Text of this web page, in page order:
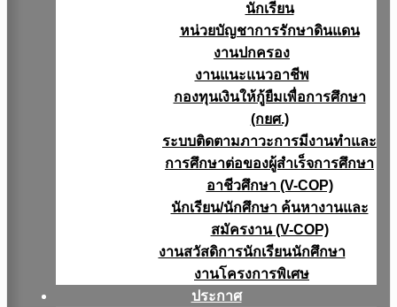
นักเรียน
หน่วยบัญชาการรักษาดินแดน
งานปกครอง
งานแนะแนวอาชีพ
กองทุนเงินให้กู้ยืมเพื่อการศึกษา
(กยศ.)
ระบบติดตามภาวะการมีงานทำและ
การศึกษาต่อของผู้สำเร็จการศึกษา
อาชีวศึกษา (V-COP)
นักเรียน/นักศึกษา ค้นหางานและ
สมัครงาน (V-COP)
งานสวัสดิการนักเรียนนักศึกษา
งานโครงการพิเศษ
ประกาศ